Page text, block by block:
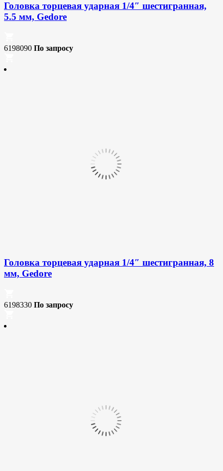
Головка торцевая ударная 1/4″ шестигранная,
5.5 мм, Gedore
6198090 По запросу
Головка торцевая ударная 1/4″ шестигранная, 8
мм, Gedore
6198330 По запросу